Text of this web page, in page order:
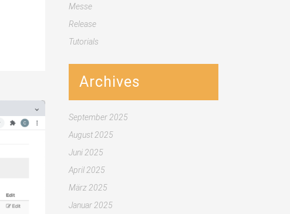
Messe
Release
Tutorials
Archives
September 2025
August 2025
Juni 2025
April 2025
März 2025
Januar 2025